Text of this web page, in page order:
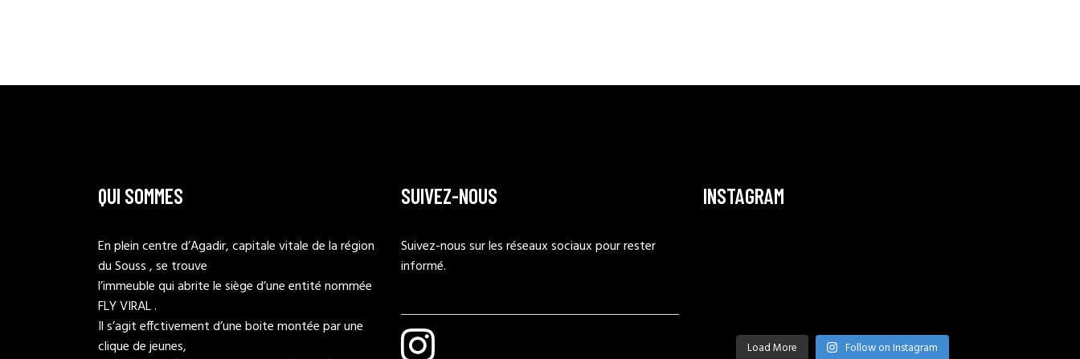
QUI SOMMES
En plein centre d’Agadir, capitale vitale de la région
du Souss , se trouve
l’immeuble qui abrite le siège d’une entité nommée
FLY VIRAL .
Il s’agit effctivement d’une boite montée par une
clique de jeunes,
SUIVEZ-NOUS
Suivez-nous sur les réseaux sociaux pour rester
informé.
INSTAGRAM
Load More Follow on Instagram